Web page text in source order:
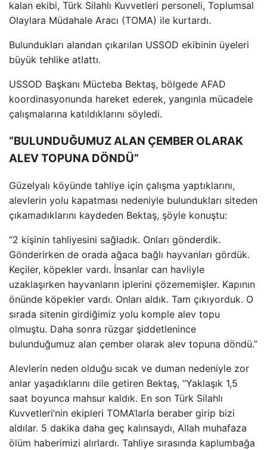
kalan ekibi, Türk Silahlı Kuvvetleri personeli, Toplumsal
Olaylara Müdahale Aracı (TOMA) ile kurtardı.
Bulundukları alandan çıkarılan USSOD ekibinin üyeleri
büyük tehlike atlattı.
USSOD Başkanı Mücteba Bektaş, bölgede AFAD
koordinasyonunda hareket ederek, yangınla mücadele
çalışmalarına katıldıklarını söyledi.
“BULUNDUĞUMUZ ALAN ÇEMBER OLARAK
ALEV TOPUNA DÖNDÜ”
Güzelyalı köyünde tahliye için çalışma yaptıklarını,
alevlerin yolu kapatması nedeniyle bulundukları siteden
çıkamadıklarını kaydeden Bektaş, şöyle konuştu:
“2 kişinin tahliyesini sağladık. Onları gönderdik.
Gönderirken de orada ağaca bağlı hayvanları gördük.
Keçiler, köpekler vardı. İnsanlar can havliyle
uzaklaşırken hayvanların iplerini çözememişler. Kapının
önünde köpekler vardı. Onları aldık. Tam çıkıyorduk. O
sırada sitenin girdiğimiz yolu komple alev topu
olmuştu. Daha sonra rüzgar şiddetlenince
bulunduğumuz alan çember olarak alev topuna döndü.”
Alevlerin neden olduğu sıcak ve duman nedeniyle zor
anlar yaşadıklarını dile getiren Bektaş, “Yaklaşık 1,5
saat boyunca mahsur kaldık. En son Türk Silahlı
Kuvvetleri’nin ekipleri TOMA’larla beraber girip bizi
aldılar. 5 dakika daha geç kalınsaydı, Allah muhafaza
ölüm haberimizi alırlardı. Tahliye sırasında kaplumbağa